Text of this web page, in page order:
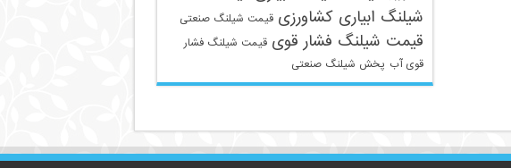
شیلنگ ابیاری کشاورزی قیمت شیلنگ صنعتی
قیمت شیلنگ فشار قوی قیمت شیلنگ فشار
قوی آب پخش شیلنگ صنعتی